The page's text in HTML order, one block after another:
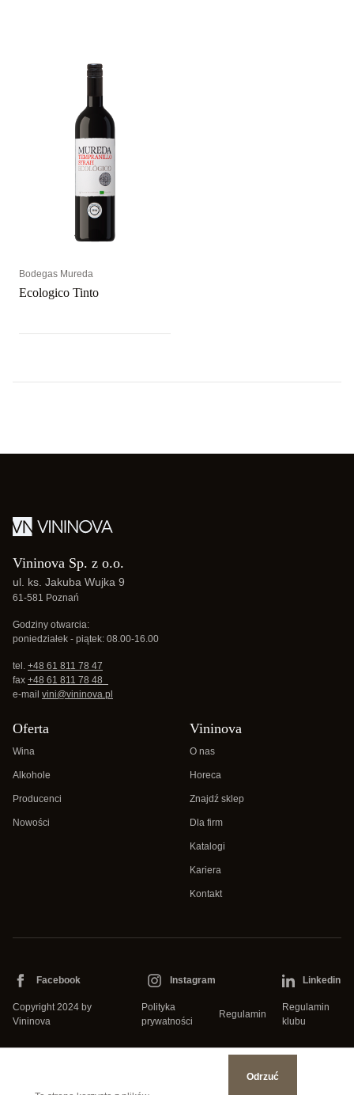
Bodegas Mureda
Ecologico Tinto
Vininova Sp. z o.o.
ul. ks. Jakuba Wujka 9
61-581 Poznań
Godziny otwarcia:
poniedziałek - piątek: 08.00-16.00
tel. +48 61 811 78 47
fax +48 61 811 78 48
e-mail vini@vininova.pl
Oferta
Wina
Alkohole
Producenci
Nowości
Vininova
O nas
Horeca
Znajdź sklep
Dla firm
Katalogi
Kariera
Kontakt
Copyright 2024 by
Vininova
Polityka
prywatności
Regulamin
Regulamin
klubu
Facebook Instagram Linkedin
Odrzuć